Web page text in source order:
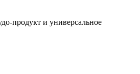
продукт и универсальное